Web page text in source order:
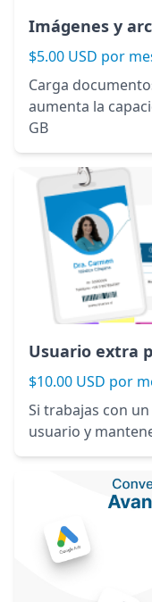
Imágenes y
$5.00 USD por
Carga
aumenta la
GB
Usuario extra
$10.00 USD por
Si trabajas con
usuario y